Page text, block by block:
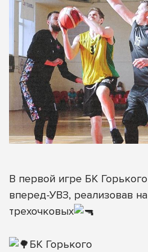
В первой игре БК
вперед-УВЗ, реализовав на
трехочковых
БК Горького